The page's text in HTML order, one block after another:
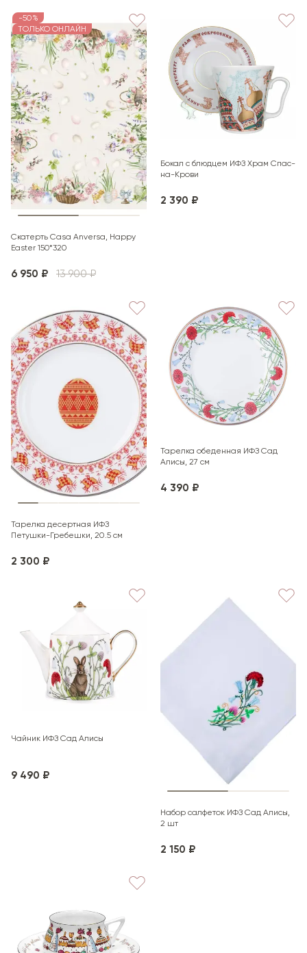
-50%
ТОЛЬКО ОНЛАЙН
Скатерть Casa Anversa, Happy
Easter 150*320
6 950 ₽ 13 900 ₽
Бокал с блюдцем ИФЗ Храм Спас-
на-Крови
2 390 ₽
Тарелка десертная ИФЗ
Петушки-Гребешки, 20.5 см
2 300 ₽
Тарелка обеденная ИФЗ Сад
Алисы, 27 см
4 390 ₽
Чайник ИФЗ Сад Алисы
9 490 ₽
Набор салфеток ИФЗ Сад Алисы,
2 шт
2 150 ₽